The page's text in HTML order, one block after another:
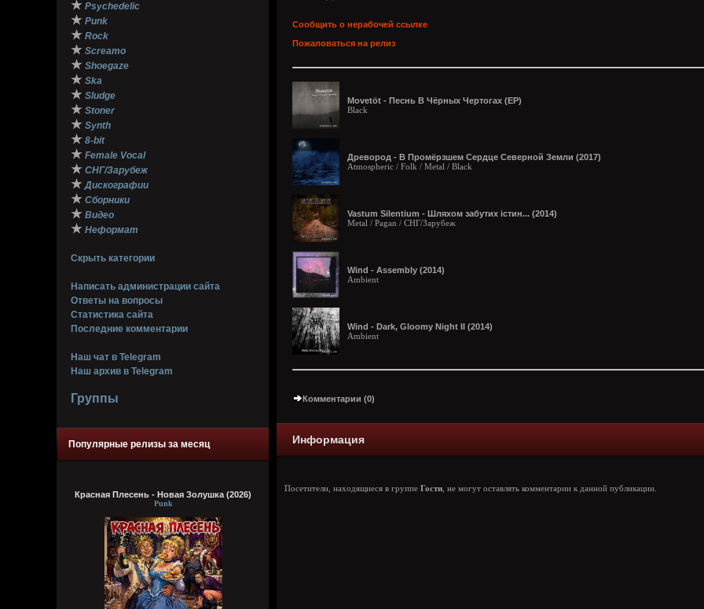
★ Psychedelic
★ Punk
★ Rock
★ Screamo
★ Shoegaze
★ Ska
★ Sludge
★ Stoner
★ Synth
★ 8-bit
★ Female Vocal
★ СНГ/Зарубеж
★ Дискографии
★ Сборники
★ Видео
★ Неформат
Скрыть категории
Написать администрации сайта
Ответы на вопросы
Статистика сайта
Последние комментарии
Наш чат в Telegram
Наш архив в Telegram
Группы
Популярные релизы за месяц
Красная Плесень - Новая Золушка (2026)
Punk
Сообщить о нерабочей ссылке
Пожаловаться на релиз
Movetöt - Песнь В Чёрных Чертогах (EP)
Black
Древород - В Промёрзшем Сердце Северной Земли (2017)
Atmospheric / Folk / Metal / Black
Vastum Silentium - Шляхом забутих істин... (2014)
Metal / Pagan / СНГ/Зарубеж
Wind - Assembly (2014)
Ambient
Wind - Dark, Gloomy Night II (2014)
Ambient
Комментарии (0)
Информация
Посетители, находящиеся в группе Гости , не могут оставлять комментарии к данной публикации.